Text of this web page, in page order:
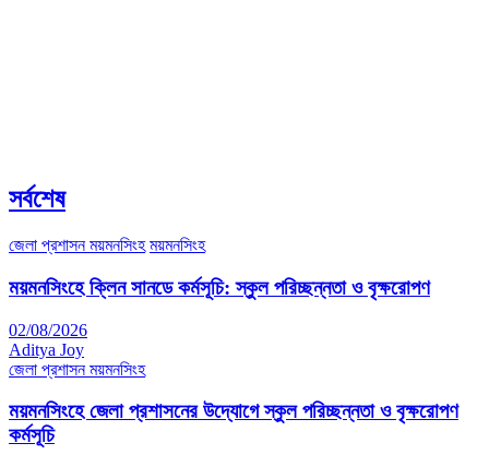
সর্বশেষ
জেলা প্রশাসন ময়মনসিংহ ময়মনসিংহ
ময়মনসিংহে ক্লিন সানডে কর্মসূচি: স্কুল পরিচ্ছন্নতা ও বৃক্ষরোপণ
02/08/2026
Aditya Joy
জেলা প্রশাসন ময়মনসিংহ
ময়মনসিংহে জেলা প্রশাসনের উদ্যোগে স্কুল পরিচ্ছন্নতা ও বৃক্ষরোপণ
কর্মসূচি